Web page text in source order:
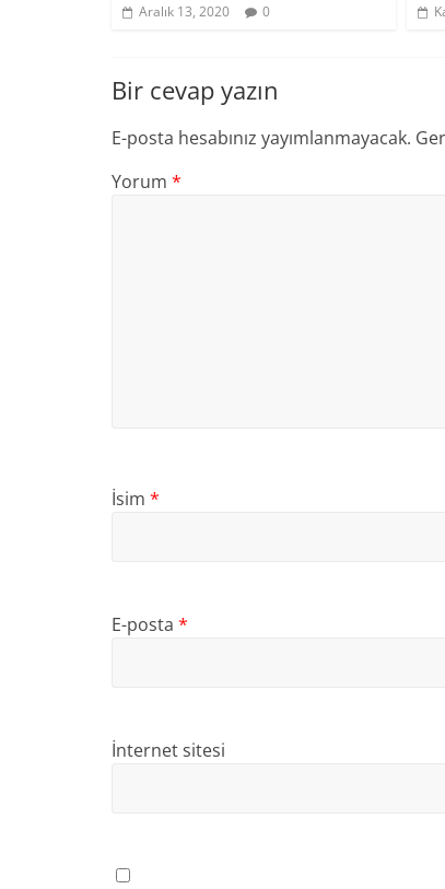
Aralık 13, 2020 0
Bir cevap yazın
E-posta hesabınız yayımlanmayacak.
Yorum *
İsim *
E-posta *
İnternet sitesi